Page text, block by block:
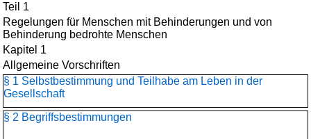
Teil 1
Regelungen für Menschen mit Behinderungen und von
Behinderung bedrohte Menschen
Kapitel 1
Allgemeine Vorschriften
§ 1 Selbstbestimmung und Teilhabe am Leben in der
Gesellschaft
§ 2 Begriffsbestimmungen